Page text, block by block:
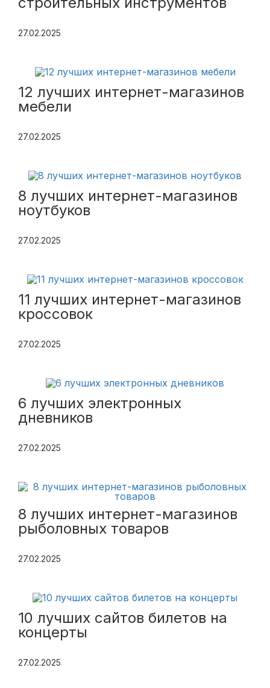
27.02.2025
12 лучших интернет-магазинов
мебели
27.02.2025
8 лучших интернет-магазинов
ноутбуков
27.02.2025
11 лучших интернет-магазинов
кроссовок
27.02.2025
6 лучших электронных
дневников
27.02.2025
8 лучших интернет-магазинов
рыболовных товаров
27.02.2025
10 лучших сайтов билетов на
концерты
27.02.2025